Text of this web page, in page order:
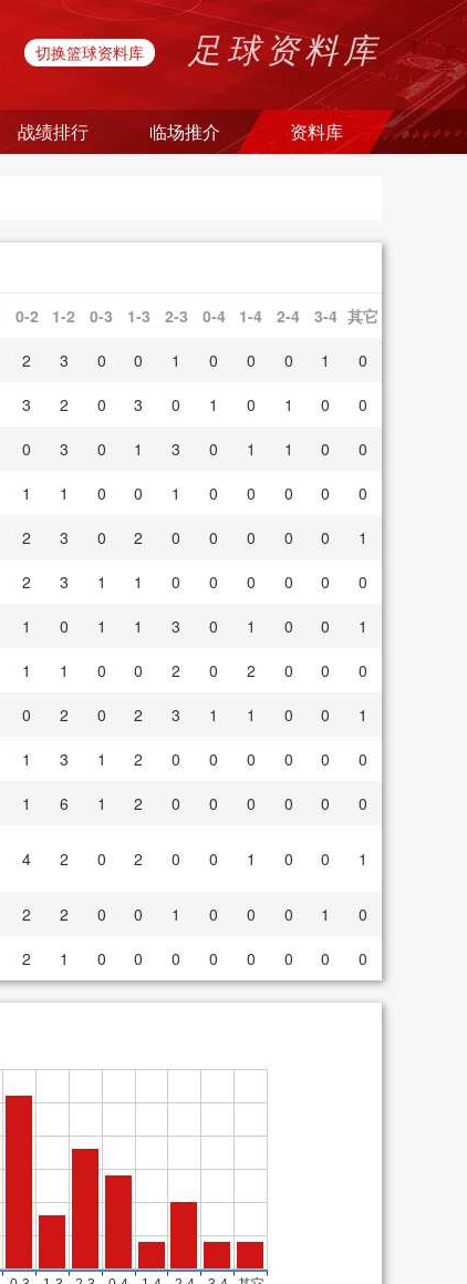
足球资料库
切换篮球资料库
战绩排行 临场推介 资料库
0-2 1-2 0-3 1-3 2-3 0-4 1-4 2-4 3-4 其它
2 3 0 0 1 0 0 0 1
0
3 2 0 3 0 1 0 1 0
0
0 3 0 1 3 0 1 1 0
0
1 1 0 0 1 0 0 0 0
0
2 3 0 2 0 0 0 0 0
1
2 3 1 1 0 0 0 0 0
0
1 0 1 1 3 0 1 0 0
1
1 1 0 0 2 0 2 0 0
0
0 2 0 2 3 1 1 0 0
1
1 3 1 2 0 0 0 0 0
0
1 6 1 2 0 0 0 0 0
0
4 2 0 2 0 0 1 0 0 1
2 2 0 0 1 0 0 0 1
0
2 1 0 0 0 0 0 0 0 0